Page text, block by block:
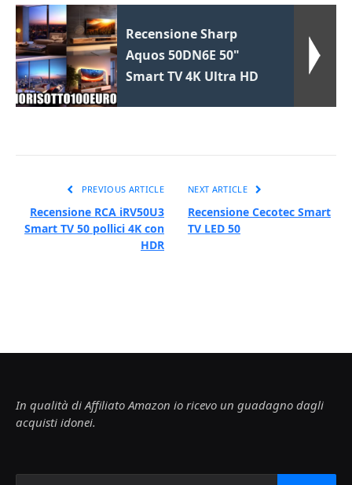
Recensione Sharp
Aquos 50DN6E 50"
Smart TV 4K Ultra HD
PREVIOUS ARTICLE
Recensione RCA iRV50U3
Smart TV 50 pollici 4K con
HDR
NEXT ARTICLE
Recensione Cecotec Smart
TV LED 50
In qualità di Affiliato Amazon io ricevo un guadagno dagli
acquisti idonei.